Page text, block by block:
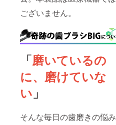
ございません。
「磨いているの
に、磨けていな
い 」
そんな毎日の歯磨きの悩み